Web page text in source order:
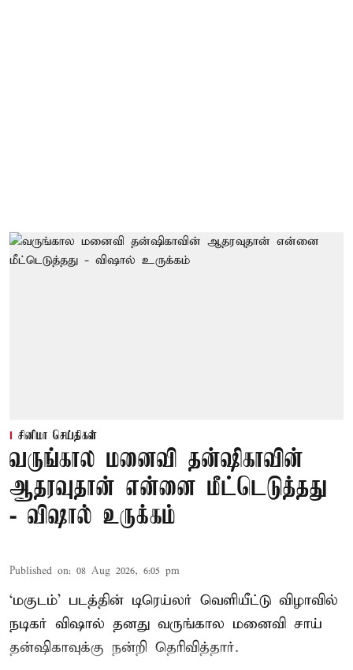
சினிமா செய்திகள்
வருங்கால மனைவி தன்ஷிகாவின்
ஆதரவுதான் என்னை மீட்டெடுத்தது
- விஷால் உருக்கம்
Published on: 08 Aug 2026, 6:05 pm
‘மகுடம்’ படத்தின் டிரெய்லர் வெளியீட்டு விழாவில்
நடிகர் விஷால் தனது வருங்கால மனைவி சாய்
தன்ஷிகாவுக்கு நன்றி தெரிவித்தார்.